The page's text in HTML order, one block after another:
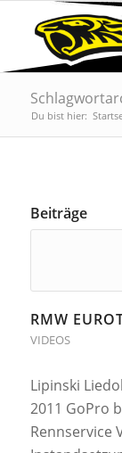
Du bist hier:
Beiträge
RMW
VIDEOS
Lipinski
2011 GoPro
Rennservice